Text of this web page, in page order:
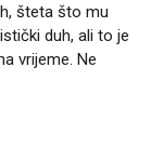
šteta što mu
duh, ali to je
vrijeme. Ne